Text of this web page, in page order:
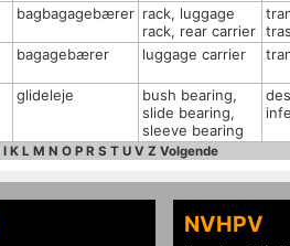
bagbagagebærer rack, luggage
rack, rear carrier
bagagebærer luggage carrier
glideleje
bush bearing,
slide bearing,
sleeve bearing
I K L M N O P R S T U V Z Volgende
NVHPV